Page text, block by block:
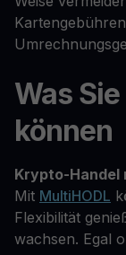
Was
können
Krypto-Handel
Mit MultiHODL
Flexibilität
wachsen. Egal